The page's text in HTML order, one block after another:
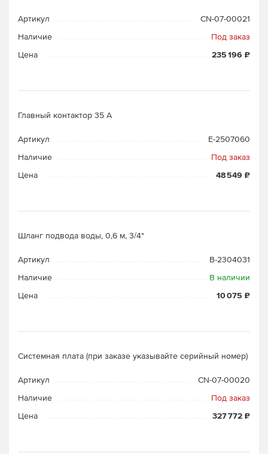
Артикул
CN-07-00021
Наличие
Под заказ
Цена
235 196 ₽
Главный контактор 35 A
Артикул
E-2507060
Наличие
Под заказ
Цена
48 549 ₽
Шланг подвода воды, 0,6 м, 3/4"
Артикул
B-2304031
Наличие
В наличии
Цена
10 075 ₽
Системная плата (при заказе указывайте серийный номер)
Артикул
CN-07-00020
Наличие
Под заказ
Цена
327 772 ₽